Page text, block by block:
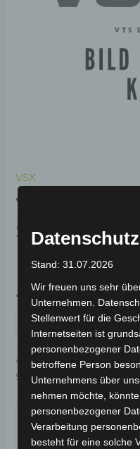
VSX
VSX
LINKS-
49,00€ *
IN DEN
Artikelnummer: 3H202-
Schlagwort:Karosserie &
Garantiert
Stand: 31.07.2026
Wir freuen uns sehr
Unternehmen.
Stellenwert für die
Internetseiten ist
personenbezogener
betroffene Person
Unternehmens über
nehmen möchte,
personenbezogener
Verarbeitung
besteht für eine solche